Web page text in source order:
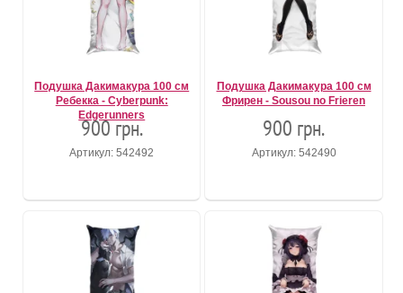
Подушка Дакимакура 100 см
Ребекка - Cyberpunk:
Edgerunners
900 грн.
Артикул: 542492
Подушка Дакимакура 100 см
Фрирен - Sousou no Frieren
900 грн.
Артикул: 542490